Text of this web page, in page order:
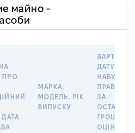
майно -
ПРО
ДАТА
МАРКА,
МОДЕЛЬ, РІК
ВИПУСКУ
ВАРТІСТЬ
ДАТУ
НАБУТТЯ
ПРАВА
ЗА
ОЦІНКОЮ,